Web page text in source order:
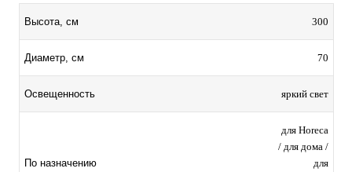
Высота, см 300
Диаметр, см 70
Освещенность яркий свет
По назначению
для Horeca
/ для дома /
для